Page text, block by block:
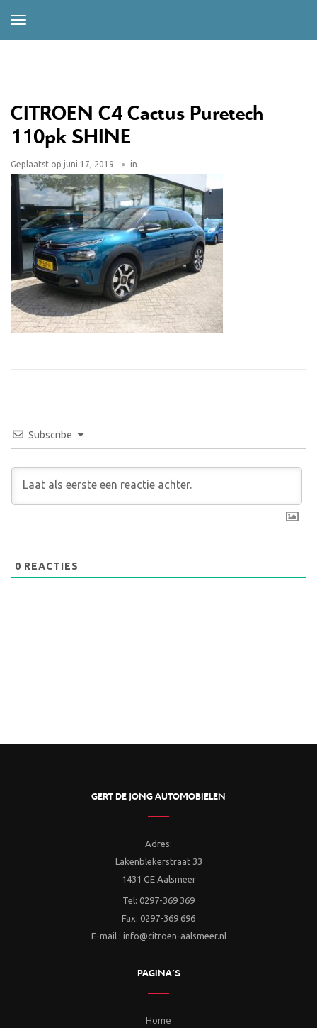
CITROEN C4 Cactus Puretech
110pk SHINE
Geplaatst op juni 17, 2019 in
Subscribe
0 REACTIES
GERT DE JONG AUTOMOBIELEN
Adres:
Lakenblekerstraat 33
1431 GE Aalsmeer
Tel: 0297-369 369
Fax: 0297-369 696
E-mail : info@citroen-aalsmeer.nl
PAGINA’S
Home